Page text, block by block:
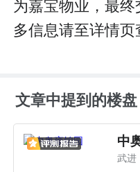
为嘉宝物业，最
多信息请至详情页
文章中提到的楼盘
中
武进